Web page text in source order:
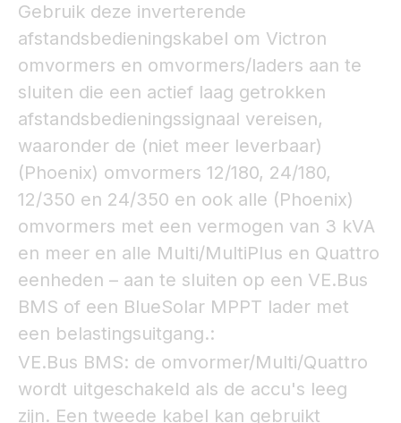
Gebruik deze inverterende
afstandsbedieningskabel om Victron
omvormers en omvormers/laders aan te
sluiten die een actief laag getrokken
afstandsbedieningssignaal vereisen,
waaronder de (niet meer leverbaar)
(Phoenix) omvormers 12/180, 24/180,
12/350 en 24/350 en ook alle (Phoenix)
omvormers met een vermogen van 3 kVA
en meer en alle Multi/MultiPlus en Quattro
eenheden – aan te sluiten op een VE.Bus
BMS of een BlueSolar MPPT lader met
een belastingsuitgang.:
VE.Bus BMS: de omvormer/Multi/Quattro
wordt uitgeschakeld als de accu's leeg
zijn. Een tweede kabel kan gebruikt